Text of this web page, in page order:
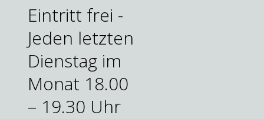
Eintritt frei -
Jeden letzten
Dienstag im
Monat 18.00
– 19.30 Uhr